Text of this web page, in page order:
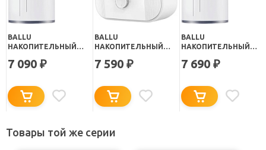
BALLU
НАКОПИТЕЛЬНЫЙ
BWH/S 15 OMNIUM UNI
7 090 ₽
BALLU
НАКОПИТЕЛЬНЫЙ
CAPSULE PLUS U
7 590 ₽
BALLU
НАКОПИТЕЛЬНЫЙ
BWH/S 15 OMNIUM UNI
7 690 ₽
Товары той же серии